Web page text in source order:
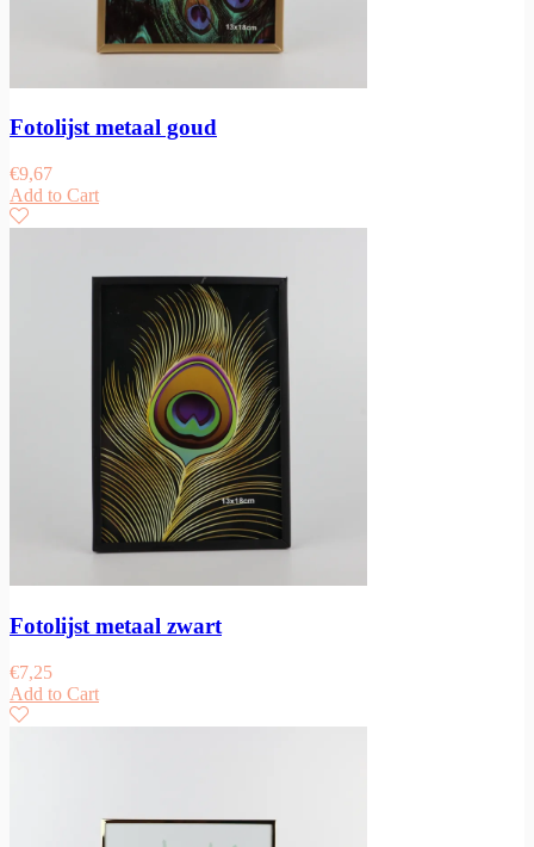
Fotolijst metaal goud
€9,67
Add to Cart
Fotolijst metaal zwart
€7,25
Add to Cart